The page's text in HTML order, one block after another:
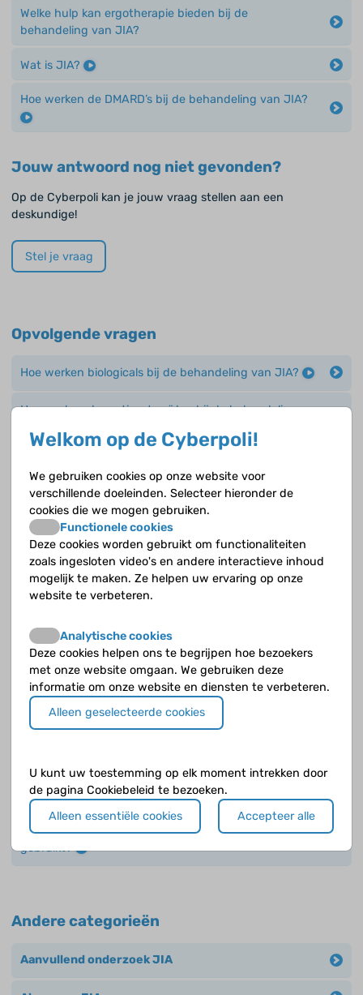
Welke hulp kan ergotherapie bieden bij de
behandeling van JIA?
Wat is JIA?
Hoe werken de DMARD’s bij de behandeling van JIA?
Jouw antwoord nog niet gevonden?
Op de Cyberpoli kan je jouw vraag stellen aan een
deskundige!
Stel je vraag
Opvolgende vragen
Hoe werken biologicals bij de behandeling van JIA?
Hoe werken de corticosteroïden bij de behandeling
Hoe werken de NSAID’s precies bij de behandeling van
JIA?
Kunnen NSAID’s ook bijwerkingen geven bij de
behandeling van JIA?
Waaruit kan de behandeling van JIA bestaan?
Wat kunnen de bijwerkingen van DMARD’s zijn bij de
behandeling van JIA?
Welke bijwerkingen kunnen biologicals veroorzaken bij
Welke bijwerkingen kunnen corticosteroïden geven bij
de behandeling van JIA?
Welke medicijnen worden bij de behandeling van JIA
gebruikt?
Andere categorieën
Aanvullend onderzoek JIA
Welkom op de Cyberpoli!
We gebruiken cookies op onze website voor
verschillende doeleinden. Selecteer hieronder de
cookies die we mogen gebruiken.
Functionele cookies
Deze cookies worden gebruikt om functionaliteiten
zoals ingesloten video's en andere interactieve inhoud
mogelijk te maken. Ze helpen uw ervaring op onze
website te verbeteren.
Analytische cookies
Deze cookies helpen ons te begrijpen hoe bezoekers
met onze website omgaan. We gebruiken deze
informatie om onze website en diensten te verbeteren.
Alleen geselecteerde cookies
U kunt uw toestemming op elk moment intrekken door
de pagina Cookiebeleid te bezoeken.
Alleen essentiële cookies
Accepteer alle